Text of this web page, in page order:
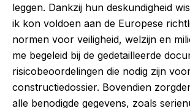
leggen. Dankzij hun deskundigheid
ik kon voldoen aan de Europese
normen voor veiligheid, welzijn en
me begeleid bij de gedetailleerde
risicobeoordelingen die nodig zijn
constructiedossier. Bovendien
alle benodigde gegevens, zoals